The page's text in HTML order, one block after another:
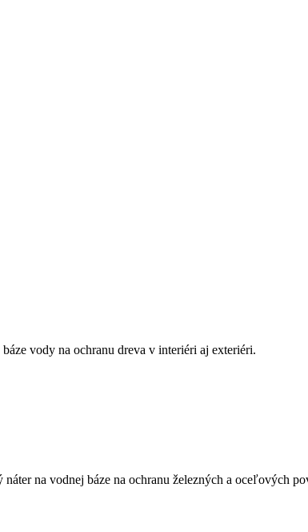
vody na ochranu dreva v interiéri aj exteriéri.
na vodnej báze na ochranu železných a oceľových